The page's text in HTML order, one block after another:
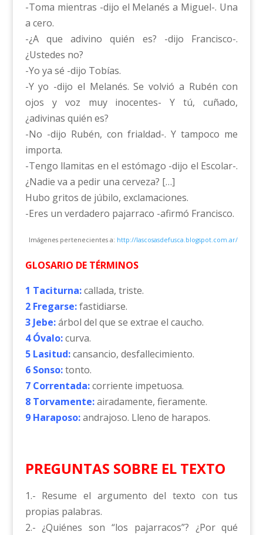
-Toma mientras -dijo el Melanés a Miguel-. Una
a cero.
-¿A que adivino quién es? -dijo Francisco-.
¿Ustedes no?
-Yo ya sé -dijo Tobías.
-Y yo -dijo el Melanés. Se volvió a Rubén con
ojos y voz muy inocentes- Y tú, cuñado,
¿adivinas quién es?
-No -dijo Rubén, con frialdad-. Y tampoco me
importa.
-Tengo llamitas en el estómago -dijo el Escolar-.
¿Nadie va a pedir una cerveza? […]
Hubo gritos de júbilo, exclamaciones.
-Eres un verdadero pajarraco -afirmó Francisco.
Imágenes pertenecientes a: http://lascosasdefusca.blogspot.com.ar/
GLOSARIO DE TÉRMINOS
1 Taciturna:callada, triste.
2 Fregarse:fastidiarse.
3 Jebe: árbol del que se extrae el caucho.
4 Óvalo:curva.
5 Lasitud:cansancio, desfallecimiento.
6 Sonso:tonto.
7 Correntada:corriente impetuosa.
8 Torvamente:airadamente, fieramente.
9 Haraposo: andrajoso. Lleno de harapos.
PREGUNTAS SOBRE EL TEXTO
1.- Resume el argumento del texto con tus
propias palabras.
2.- ¿Quiénes son “los pajarracos”? ¿Por qué